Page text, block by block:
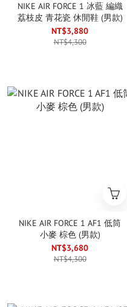
NIKE AIR FORCE 1 冰藍 編織
荔枝皮 青花瓷 休閒鞋 (男款)
NT$3,880
NT$4,300
NIKE AIR FORCE 1 AF1 低筒
小麥 棕色 (男款)
NT$3,680
NT$4,300